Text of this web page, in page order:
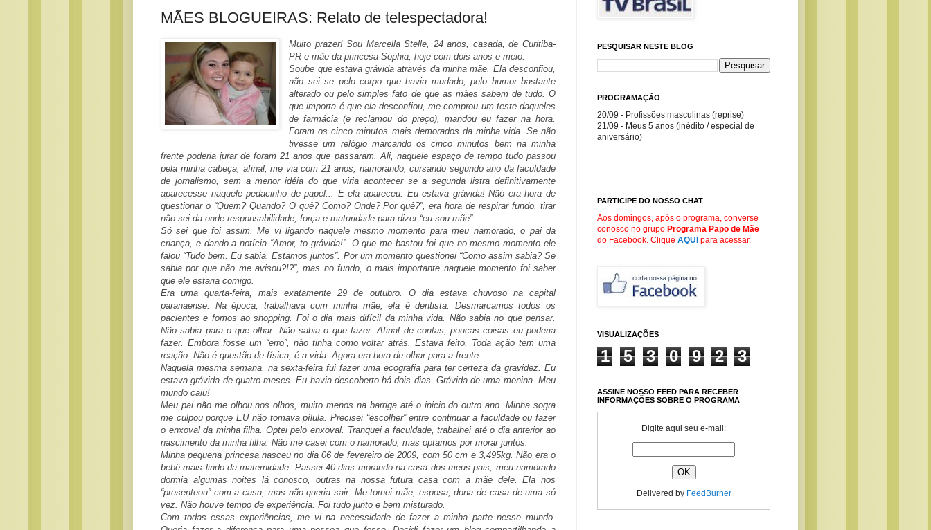
MÃES BLOGUEIRAS: Relato de telespectadora!
Muito prazer! Sou Marcella Stelle, 24 anos, casada, de Curitiba-
PR e mãe da princesa Sophia, hoje com dois anos e meio.
Soube que estava grávida através da minha mãe. Ela desconfiou,
não sei se pelo corpo que havia mudado, pelo humor bastante
alterado ou pelo simples fato de que as mães sabem de tudo. O
que importa é que ela desconfiou, me comprou um teste daqueles
de farmácia (e reclamou do preço), mandou eu fazer na hora.
Foram os cinco minutos mais demorados da minha vida. Se não
tivesse um relógio marcando os cinco minutos bem na minha
frente poderia jurar de foram 21 anos que passaram. Ali, naquele espaço de tempo tudo passou
pela minha cabeça, afinal, me via com 21 anos, namorando, cursando segundo ano da faculdade
de jornalismo, sem a menor idéia do que viria acontecer se a segunda listra definitivamente
aparecesse naquele pedacinho de papel... E ela apareceu. Eu estava grávida! Não era hora de
questionar o “Quem? Quando? O quê? Como? Onde? Por quê?”, era hora de respirar fundo, tirar
não sei da onde responsabilidade, força e maturidade para dizer “eu sou mãe”.
Só sei que foi assim. Me vi ligando naquele mesmo momento para meu namorado, o pai da
criança, e dando a notícia “Amor, to grávida!”. O que me bastou foi que no mesmo momento ele
falou “Tudo bem. Eu sabia. Estamos juntos”. Por um momento questionei “Como assim sabia? Se
sabia por que não me avisou?!?”, mas no fundo, o mais importante naquele momento foi saber
que ele estaria comigo.
Era uma quarta-feira, mais exatamente 29 de outubro. O dia estava chuvoso na capital
paranaense. Na época, trabalhava com minha mãe, ela é dentista. Desmarcamos todos os
pacientes e fomos ao shopping. Foi o dia mais difícil da minha vida. Não sabia no que pensar.
Não sabia para o que olhar. Não sabia o que fazer. Afinal de contas, poucas coisas eu poderia
fazer. Embora fosse um “erro”, não tinha como voltar atrás. Estava feito. Toda ação tem uma
reação. Não é questão de física, é a vida. Agora era hora de olhar para a frente.
Naquela mesma semana, na sexta-feira fui fazer uma ecografia para ter certeza da gravidez. Eu
estava grávida de quatro meses. Eu havia descoberto há dois dias. Grávida de uma menina. Meu
mundo caiu!
Meu pai não me olhou nos olhos, muito menos na barriga até o inicio do outro ano. Minha sogra
me culpou porque EU não tomava pílula. Precisei “escolher” entre continuar a faculdade ou fazer
o enxoval da minha filha. Optei pelo enxoval. Tranquei a faculdade, trabalhei até o dia anterior ao
nascimento da minha filha. Não me casei com o namorado, mas optamos por morar juntos.
Minha pequena princesa nasceu no dia 06 de fevereiro de 2009, com 50 cm e 3,495kg. Não era o
bebê mais lindo da maternidade. Passei 40 dias morando na casa dos meus pais, meu namorado
dormia algumas noites lá conosco, outras na nossa futura casa com a mãe dele. Ela nos
“presenteou” com a casa, mas não queria sair. Me tornei mãe, esposa, dona de casa de uma só
vez. Não houve tempo de experiência. Foi tudo junto e bem misturado.
Com todas essas experiências, me vi na necessidade de fazer a minha parte nesse mundo.
PESQUISAR NESTE BLOG
PROGRAMAÇÃO
20/09 - Profissões masculinas (reprise)
21/09 - Meus 5 anos (inédito / especial de
aniversário)
PARTICIPE DO NOSSO CHAT
Aos domingos, após o programa, converse
conosco no grupo Programa Papo de Mãe
do Facebook . Clique AQUI para acessar.
VISUALIZAÇÕES
1 5 3 0 9 2 3
ASSINE NOSSO FEED PARA RECEBER
INFORMAÇÕES SOBRE O PROGRAMA
Digite aqui seu e-mail:
Delivered by FeedBurner